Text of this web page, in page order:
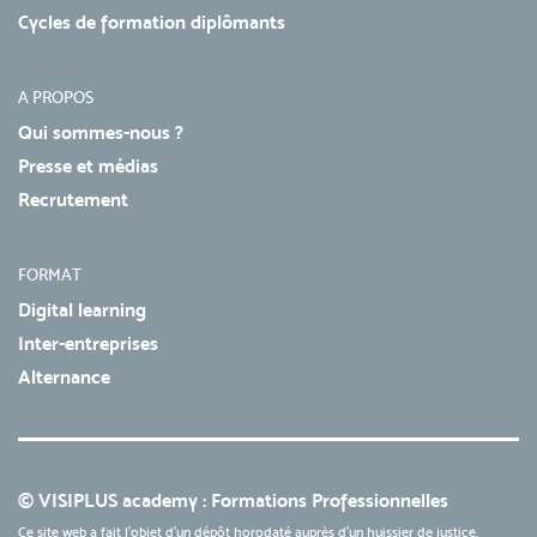
Cycles de formation diplômants
A PROPOS
Qui sommes-nous ?
Presse et médias
Recrutement
FORMAT
Digital learning
Inter-entreprises
Alternance
© VISIPLUS academy : Formations Professionnelles
Ce site web a fait l'objet d'un dépôt horodaté auprès d'un huissier de justice.